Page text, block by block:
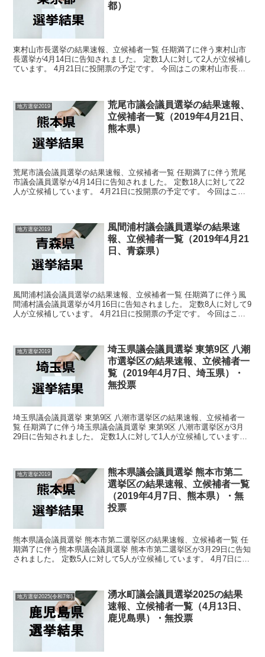
都）
東村山市長選挙の結果速報、立候補者一覧 任期満了に伴う東村山市
長選挙が4月14日に告知されました。 定数1人に対して2人が立候補し
ています。 4月21日に投開票の予定です。 今回はこの東村山市長選
地方選挙2019
荒尾市議会議員選挙の結果速報、
立候補者一覧（2019年4月21日、
熊本県）
荒尾市議会議員選挙の結果速報、立候補者一覧 任期満了に伴う荒尾
市議会議員選挙が4月14日に告知されました。 定数18人に対して22
人が立候補しています。 4月21日に投開票の予定です。 今回はこの
地方選挙2019
風間浦村議会議員選挙の結果速
報、立候補者一覧（2019年4月21
日、青森県）
風間浦村議会議員選挙の結果速報、立候補者一覧 任期満了に伴う風
間浦村議会議員選挙が4月16日に告知されました。 定数8人に対して9
人が立候補しています。 4月21日に投開票の予定です。 今回はこの
地方選挙2019
埼玉県議会議員選挙 東第9区 八潮
市選挙区の結果速報、立候補者一
覧（2019年4月7日、埼玉県）・
無投票
埼玉県議会議員選挙 東第9区 八潮市選挙区の結果速報、立候補者一
覧 任期満了に伴う埼玉県議会議員選挙 東第9区 八潮市選挙区が3月
29日に告知されました。 定数1人に対して1人が立候補しています。
地方選挙2019
熊本県議会議員選挙 熊本市第二
選挙区の結果速報、立候補者一覧
（2019年4月7日、熊本県）・無
投票
熊本県議会議員選挙 熊本市第二選挙区の結果速報、立候補者一覧 任
期満了に伴う熊本県議会議員選挙 熊本市第二選挙区が3月29日に告知
されました。 定数5人に対して5人が立候補しています。 4月7日に投
地方選挙2025(令和7年)
湧水町議会議員選挙2025の結果
速報、立候補者一覧（4月13日、
鹿児島県）・無投票